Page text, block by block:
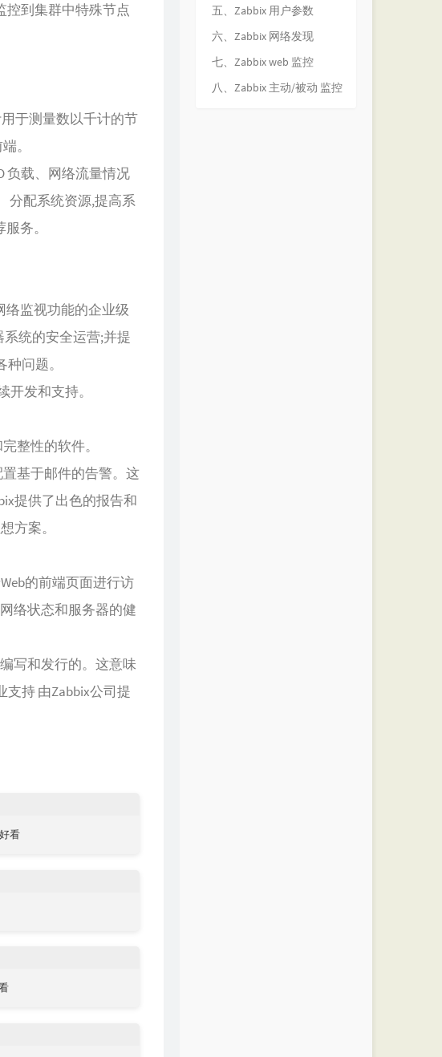
控到集群中特殊节点
用于测量数以千计的节
。
负载、网络流量情况
分配系统资源,提高系
务。
络监视功能的企业级
统的安全运营;并提
问题。
开发和支持。
整性的软件。
基于邮件的告警。这
提供了出色的报告和
方案。
的前端页面进行访
络状态和服务器的健
写和发行的。这意味
支持由Zabbix公司提
五、Zabbix 用户参数
六、Zabbix 网络发现
七、Zabbix web 监控
八、Zabbix 主动/被动 监控